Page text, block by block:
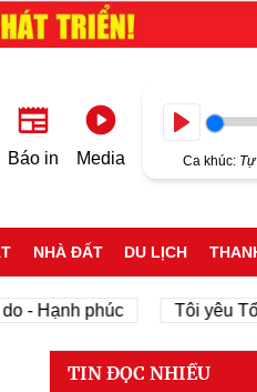
Báo in Media Ca khúc:
NHÀ ĐẤT DU LỊCH
phúc Tôi yêu Tổ
TIN ĐỌC NHIỀU